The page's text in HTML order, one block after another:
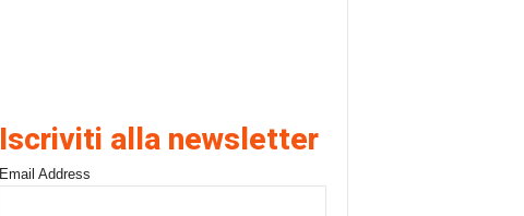
Iscriviti alla newsletter
Email Address